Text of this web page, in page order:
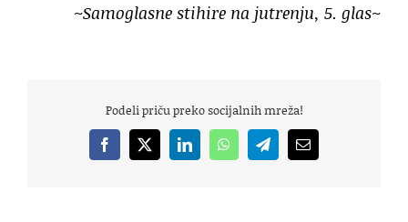
~Samoglasne stihire na jutrenju, 5. glas~
Podeli priču preko socijalnih mreža!
Facebook
X LinkedInWhatsAppTelegramEmail